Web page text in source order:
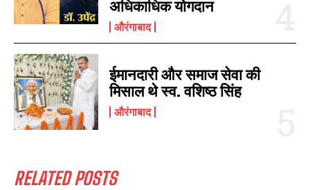
अधिकाधिक योगदान
औरंगाबाद
ईमानदारी और समाज सेवा की
मिसाल थे स्व. वशिष्ठ सिंह
औरंगाबाद
RELATED POSTS